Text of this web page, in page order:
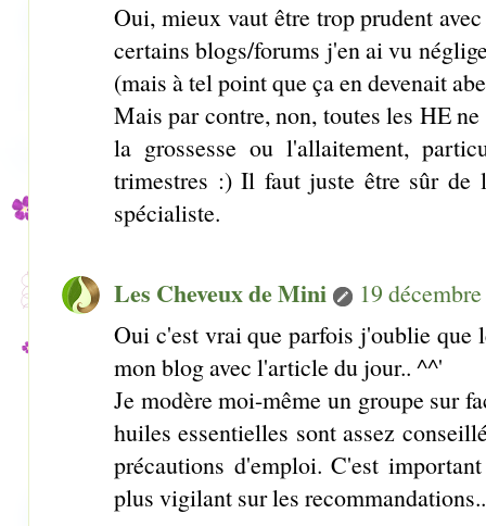
Oui, mieux vaut être trop prudent
certains blogs/forums j'en ai vu
(mais à tel point que ça en devenait
Mais par contre, non, toutes les HE
la grossesse ou l'allaitement,
trimestres :) Il faut juste être sûr de
spécialiste.
Les Cheveux de Mini
19
Oui c'est vrai que parfois j'oublie que
mon blog avec l'article du jour.. ^^'
Je modère moi-même un groupe sur
huiles essentielles sont assez
précautions d'emploi. C'est
plus vigilant sur les